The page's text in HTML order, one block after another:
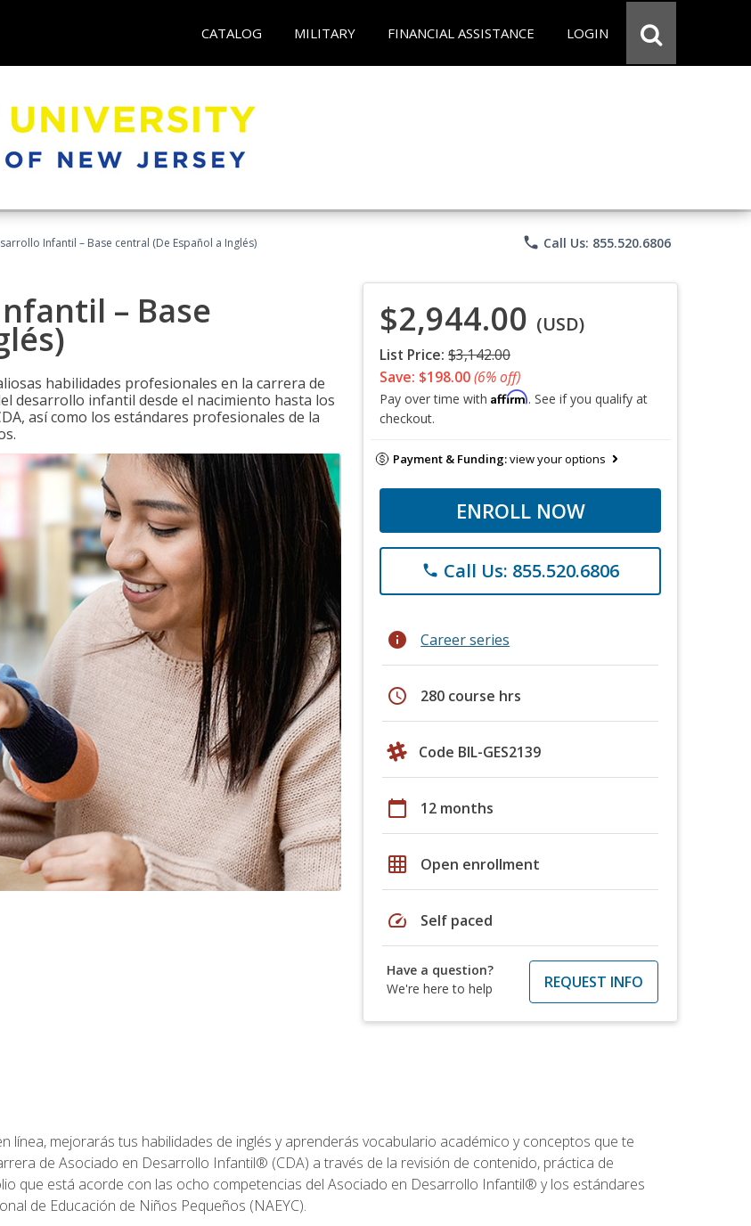
CATALOG MILITARY FINANCIAL ASSISTANCE LOGIN
Infantil – Base central (De Español a Inglés) phone Call Us: 855.520.6806
– Base
habilidades profesionales en la carrera de
desarrollo infantil desde el nacimiento hasta los
así como los estándares profesionales de la
$2,944.00 (USD)
List Price: $3,142.00
Save: $198.00(6% off)
Pay over time with Affirm. See if you qualify at
checkout.
Payment & Funding:view your options
ENROLL NOW
phone Call Us: 855.520.6806
info Career series
schedule 280 course hrs
Code BIL-GES2139
calendar_today 12 months
grid_on Open enrollment
speed Self paced
Have a question?
We're here to help
REQUEST INFO
línea, mejorarás tus habilidades de inglés y aprenderás vocabulario académico y conceptos que te
de Asociado en Desarrollo Infantil® (CDA) a través de la revisión de contenido, práctica de
que está acorde con las ocho competencias del Asociado en Desarrollo Infantil® y los estándares
de Educación de Niños Pequeños (NAEYC).